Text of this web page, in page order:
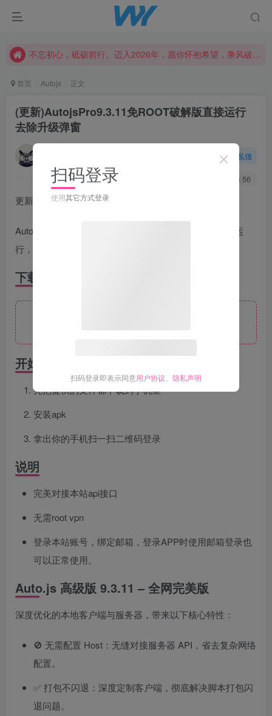
不忘初心，砥砺前行。迈入2026年，愿你怀抱希望，乘风破浪，书写属于自己的精彩篇章。新的一年，愿幸福与成功常伴左右，创造更加辉煌的未来！
不忘初心，砥砺前行。迈入2026年，愿你怀抱希望，乘风破浪，书写属于自己的精彩篇章。新的一年，愿幸福与成功常伴左右，创造更加辉煌的未来！
首页 Autojs 正文
(更新)AutojsPro9.3.11免ROOT破解版直接运行
去除升级弹窗
私信
56
更新时间：2026.02.11
AutojsPro9.3.11 破解版，去除邀请码，免ROOT。直接运
行，去除升级弹窗
下载
开始
先把提供的文件都下载到手机里
安装apk
拿出你的手机扫一扫二维码登录
说明
完美对接本站api接口
无需root vpn
登录本站账号，绑定邮箱，登录APP时使用邮箱登录也
可以正常使用。
Auto.js 高级版 9.3.11 – 全网完美版
深度优化的本地客户端与服务器，带来以下核心特性：
🚫 无需配置 Host：无缝对接服务器 API，省去复杂网络
配置。
✅ 打包不闪退：深度定制客户端，彻底解决脚本打包闪
退问题。
扫码登录
使用其它方式登录
扫码登录即表示同意用户协议 隐私声明